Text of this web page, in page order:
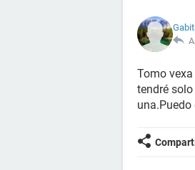
Tomo
tendré